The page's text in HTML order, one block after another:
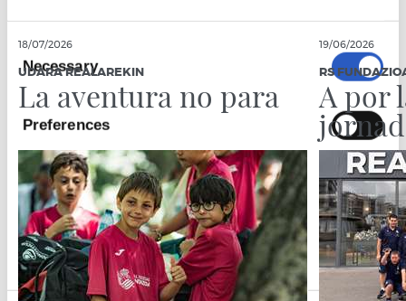
Consent
Selection
Necessary
Preferences
Statistics
Marketing
18/07/2026
UDARA REALAREKIN
La aventura no para
19/06/2026
RS
A por